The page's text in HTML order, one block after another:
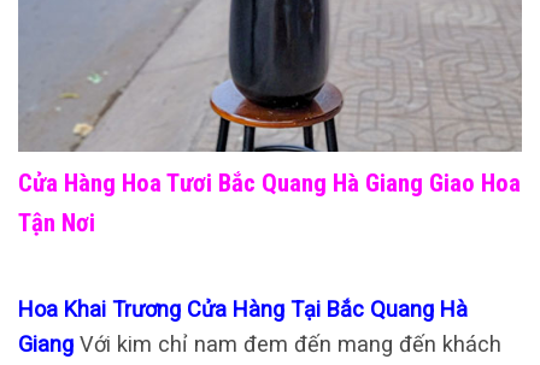
Cửa Hàng Hoa Tươi Bắc Quang Hà Giang Giao Hoa
Tận Nơi
Hoa Khai Trương Cửa Hàng Tại Bắc Quang Hà
Giang Với kim chỉ nam đem đến mang đến khách